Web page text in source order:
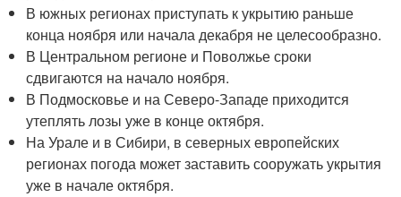
В южных регионах приступать к укрытию раньше
конца ноября или начала декабря не целесообразно.
В Центральном регионе и Поволжье сроки
сдвигаются на начало ноября.
В Подмосковье и на Северо-Западе приходится
утеплять лозы уже в конце октября.
На Урале и в Сибири, в северных европейских
регионах погода может заставить сооружать укрытия
уже в начале октября.